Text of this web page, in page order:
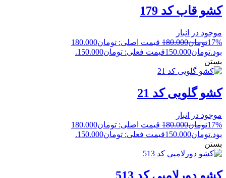
کشو قاب کد 179
موجود در انبار
17%تومان180.000
قیمت اصلی: تومان180.000
بود.تومان150.000قیمت فعلی: تومان150.000.
بستن
کشو گلویی کد 21
موجود در انبار
17%تومان180.000
قیمت اصلی: تومان180.000
بود.تومان150.000قیمت فعلی: تومان150.000.
بستن
کشو دورلامپی کد 513